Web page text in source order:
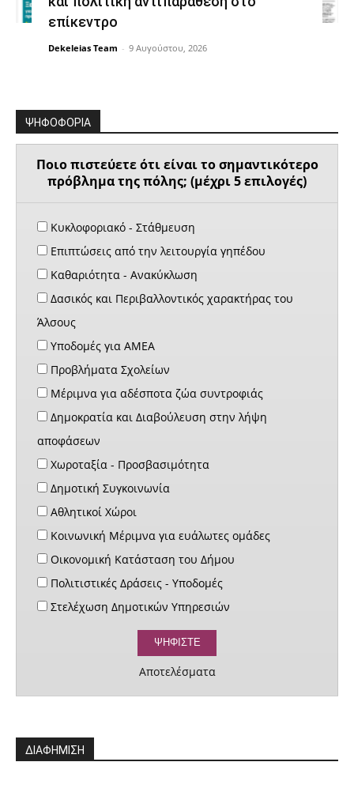
επίκεντρο
Dekeleias Team - 9 Αυγούστου, 2026
ΨΗΦΟΦΟΡΙΑ
Ποιο πιστεύετε ότι είναι το σημαντικότερο
πρόβλημα της πόλης; (μέχρι 5 επιλογές)
Κυκλοφοριακό - Στάθμευση
Επιπτώσεις από την λειτουργία γηπέδου
Καθαριότητα - Ανακύκλωση
Δασικός και Περιβαλλοντικός χαρακτήρας του
Άλσους
Υποδομές για ΑΜΕΑ
Προβλήματα Σχολείων
Μέριμνα για αδέσποτα ζώα συντροφιάς
Δημοκρατία και Διαβούλευση στην λήψη
αποφάσεων
Χωροταξία - Προσβασιμότητα
Δημοτική Συγκοινωνία
Αθλητικοί Χώροι
Κοινωνική Μέριμνα για ευάλωτες ομάδες
Οικονομική Κατάσταση του Δήμου
Πολιτιστικές Δράσεις - Υποδομές
Στελέχωση Δημοτικών Υπηρεσιών
Αποτελέσματα
ΔΙΑΦΗΜΙΣΗ